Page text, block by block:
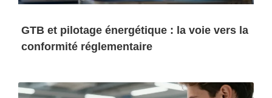
GTB et pilotage énergétique : la voie vers la
conformité réglementaire